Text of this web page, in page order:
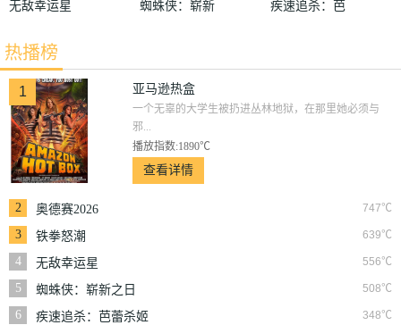
无敌幸运星
蜘蛛侠：崭新
疾速追杀：芭
热播榜
1 亚马逊热盒
一个无辜的大学生被扔进丛林地狱，在那里她必须与
邪...
播放指数:1890℃
查看详情
2 747℃
奥德赛2026
3
639℃
铁拳怒潮
4
556℃
无敌幸运星
5
508℃
蜘蛛侠：崭新之日
6
348℃
疾速追杀：芭蕾杀姬